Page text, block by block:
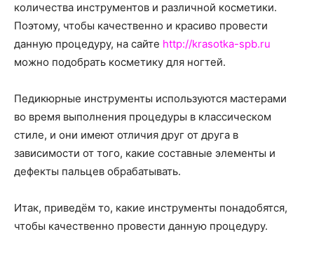
нем
количества инструментов и различной косметики.
Поэтому, чтобы качественно и красиво провести
данную процедуру, на сайте http://krasotka-spb.ru
можно подобрать косметику для ногтей.
Педикюрные инструменты используются мастерами
во время выполнения процедуры в классическом
стиле, и они имеют отличия друг от друга в
зависимости от того, какие составные элементы и
дефекты пальцев обрабатывать.
Итак, приведём то, какие инструменты понадобятся,
чтобы качественно провести данную процедуру.